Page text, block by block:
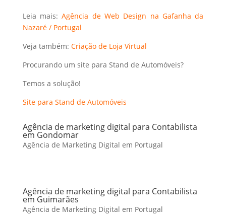
Leia mais:Agência de Web Design na Gafanha da
Nazaré / Portugal
Veja também: Criação de Loja Virtual
Procurando um site para Stand de Automóveis?
Temos a solução!
Site para Stand de Automóveis
Agência de marketing digital para Contabilista
em Gondomar
Agência de Marketing Digital em Portugal
Agência de marketing digital para Contabilista
em Guimarães
Agência de Marketing Digital em Portugal